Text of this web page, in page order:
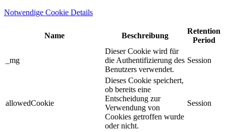
Notwendige Cookie Details
Name Beschreibung
Retention
Period
_mg
Dieser Cookie wird für
die Authentifizierung des
Benutzers verwendet.
Session
allowedCookie
Dieses Cookie speichert,
ob bereits eine
Entscheidung zur
Verwendung von
Cookies getroffen wurde
oder nicht.
Session